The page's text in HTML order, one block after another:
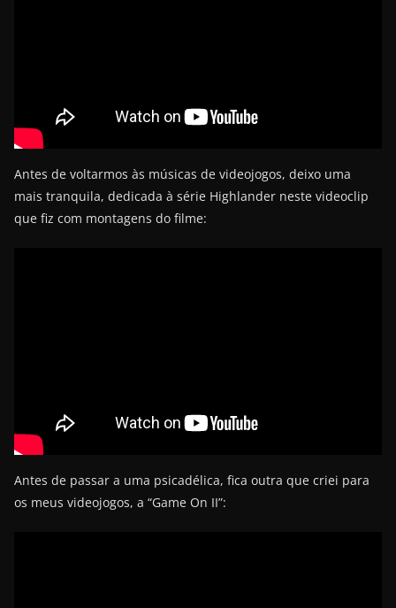
Antes de voltarmos às músicas de videojogos, deixo uma
mais tranquila, dedicada à série Highlander neste videoclip
que fiz com montagens do filme:
Antes de passar a uma psicadélica, fica outra que criei para
os meus videojogos, a “Game On II”: